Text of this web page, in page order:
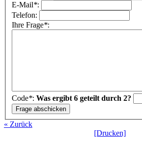
E-Mail*:
Telefon:
Ihre Frage*:
Code*: Was ergibt 6 geteilt durch 2?
« Zurück
[Drucken]